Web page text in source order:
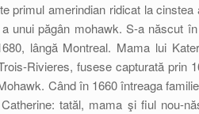
primul amerindian ridicat la
unui păgân mohawk. S-a născut
lângă Montreal. Mama lui
Rivieres, fusese capturată prin
Când în 1660 întreaga
tatăl, mama şi fiul nou-